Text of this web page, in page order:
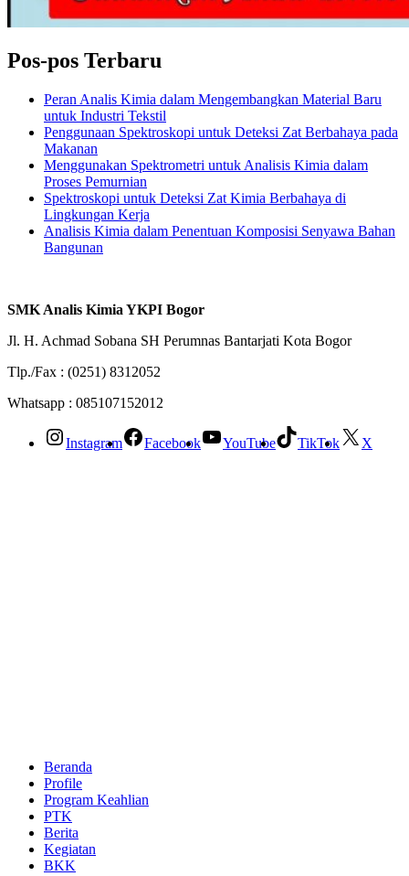
Pos-pos Terbaru
Peran Analis Kimia dalam Mengembangkan Material Baru
untuk Industri Tekstil
Penggunaan Spektroskopi untuk Deteksi Zat Berbahaya pada
Makanan
Menggunakan Spektrometri untuk Analisis Kimia dalam
Proses Pemurnian
Spektroskopi untuk Deteksi Zat Kimia Berbahaya di
Lingkungan Kerja
Analisis Kimia dalam Penentuan Komposisi Senyawa Bahan
Bangunan
SMK Analis Kimia YKPI Bogor
Jl. H. Achmad Sobana SH Perumnas Bantarjati Kota Bogor
Tlp./Fax : (0251) 8312052
Whatsapp : 085107152012
Instagram Facebook YouTube TikTok X
Beranda
Profile
Program Keahlian
PTK
Berita
Kegiatan
BKK